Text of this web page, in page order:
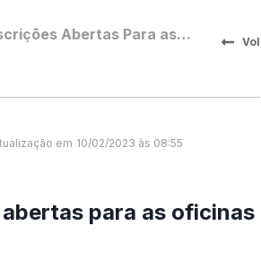
Abertas Para as
em 10/02/2023 às 08:55
para as oficinas